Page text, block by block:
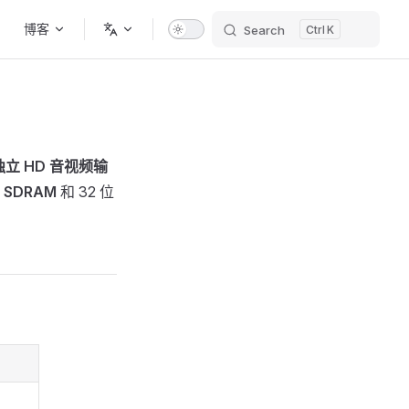
Search K
博客
立 HD 音视频输
和 32 位